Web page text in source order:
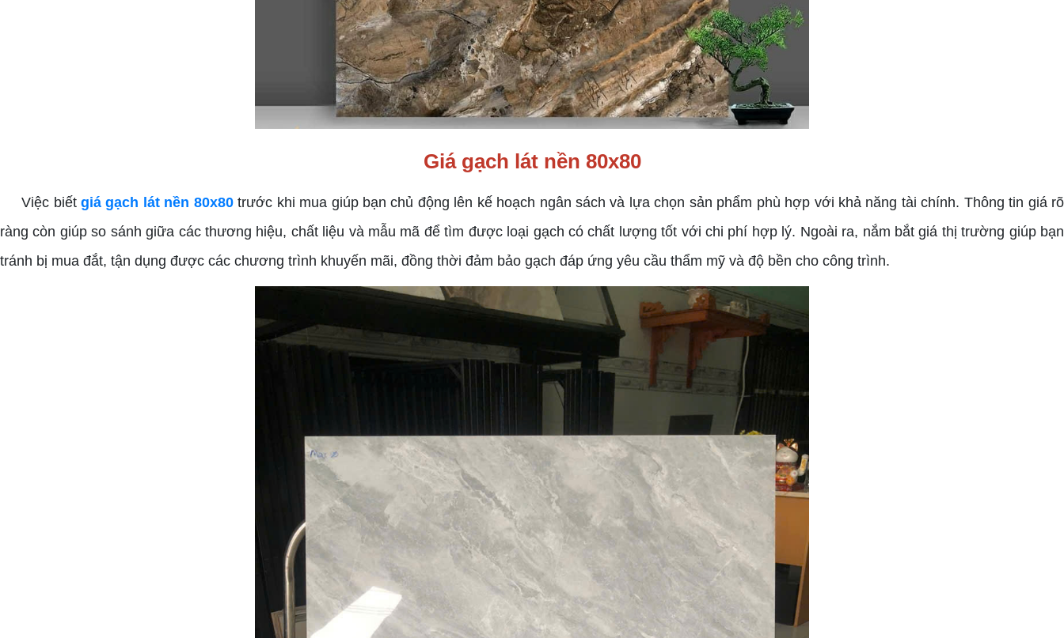
Giá gạch lát nền 80x80
Việc biếtgiá gạch lát nền 80x80trước khi mua giúp bạn chủ động lên kế hoạch ngân sách và lựa chọn sản phẩm phù hợp với khả năng tài chính. Thông tin giá rõ
ràng còn giúp so sánh giữa các thương hiệu, chất liệu và mẫu mã để tìm được loại gạch có chất lượng tốt với chi phí hợp lý. Ngoài ra, nắm bắt giá thị trường giúp bạn
tránh bị mua đắt, tận dụng được các chương trình khuyến mãi, đồng thời đảm bảo gạch đáp ứng yêu cầu thẩm mỹ và độ bền cho công trình.